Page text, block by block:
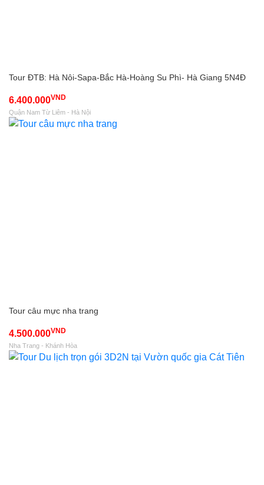
Tour ĐTB: Hà Nôi-Sapa-Bắc Hà-Hoàng Su Phì- Hà Giang 5N4Đ
6.400.000VND
Quận Nam Từ Liêm - Hà Nội
Tour câu mực nha trang
4.500.000VND
Nha Trang - Khánh Hòa